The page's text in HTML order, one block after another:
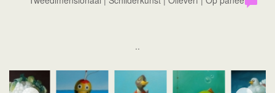
..